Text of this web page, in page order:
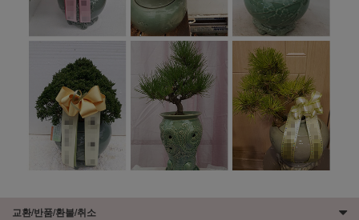
교환/반품/환불/취소